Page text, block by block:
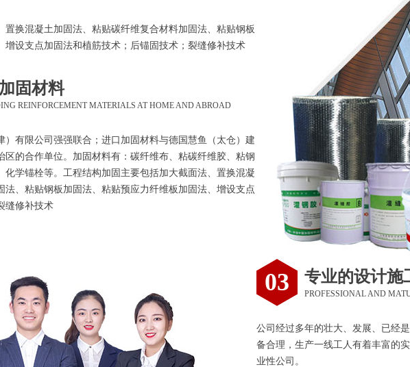
置换混凝土加固法、粘贴碳纤维复合材料加固法、粘贴钢板
增设支点加固法和植筋技术；后锚固技术；裂缝修补技术
固材料
REINFORCEMENT MATERIALS AT HOME AND ABROAD
）有限公司强强联合；进口加固材料与德国慧鱼（太仓）建
的合作单位。加固材料有：碳纤维布、粘碳纤维胶、粘钢
化学锚栓等。工程结构加固主要包括加大截面法、置换混凝
法、粘贴钢板加固法、粘贴预应力纤维板加固法、增设支点
缝修补技术
03 专业的设计施
PROFESSIONAL AND
公司经过多年的壮大、发展、已经
备合理，生产一线工人有着丰富的
业性公司。